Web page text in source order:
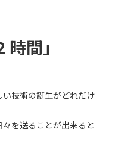
間」
技術の誕生がどれだけ
を送ることが出来ると